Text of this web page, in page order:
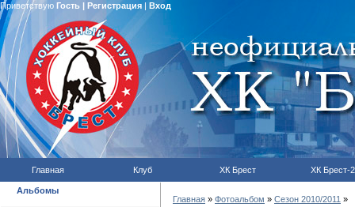
Приветствую Гость | Регистрация| Вход
Главная Клуб ХК Брест ХК Брест-2
Альбомы
Главная » Фотоальбом » Сезон 2010/2011 »